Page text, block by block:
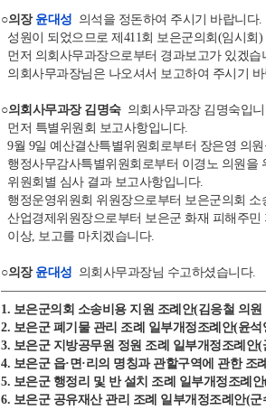
○의장 윤대성 의석을 정돈하여 주시기 바랍니다.
성원이 되었으므로 제411회 보은군의회(임시회
먼저 의회사무과장으로부터 경과보고가 있겠습
의회사무과장님은 나오셔서 보고하여 주시기
○의회사무과장 김명숙의회사무과장 김명숙입니
먼저 특별위원회 보고사항입니다.
9월 9일 예산결산특별위원회로부터 장은영 의
행정사무감사특별위원회로부터 이경노 의원을
위원회별 심사 결과 보고사항입니다.
행정운영위원회 위원장으로부터 보은군의회
산업경제위원장으로부터 보은군 화재 피해주
이상, 보고를 마치겠습니다.
○의장 윤대성 의회사무과장님 수고하셨습니다.
1. 보은군의회 소송비용 지원 조례안(김응철 의원
2. 보은군 폐기물 관리 조례 일부개정조례안(윤석
3. 보은군 지방공무원 정원 조례 일부개정조례안(
4. 보은군 읍·면·리의 명칭과 관할구역에 관한 조
5. 보은군 행정리 및 반 설치 조례 일부개정조례
6. 보은군 공유재산 관리 조례 일부개정조례안(군